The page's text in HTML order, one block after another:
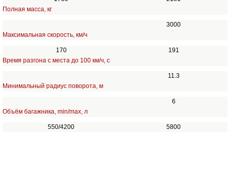
Полная масса, кг
3000
Максимальная скорость, км/ч
170
191
Время разгона с места до 100 км/ч, с
11.3
Минимальный радиус поворота, м
6
Объём багажника, min/max, л
550/4200 5800